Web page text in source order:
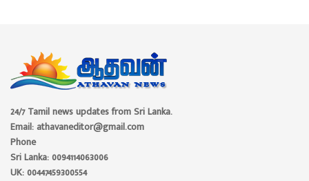
24/7 Tamil news updates from Sri Lanka.
Email: athavaneditor@gmail.com
Phone
Sri Lanka: 0094114063006
UK: 00447459300554